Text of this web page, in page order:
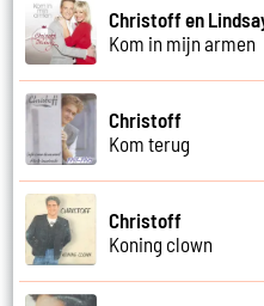
Christoff en
Kom in mijn armen
Christoff
Kom terug
Christoff
Koning clown